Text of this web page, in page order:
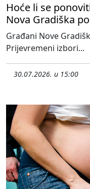
Hoće li se
Nova Gradiška
Građani Nove
Prijevremeni izbori...
30.07.2026. u 15:00